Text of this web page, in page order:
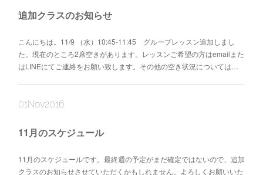
追加クラスのお知らせ
こんにちは。11/9 （水）10:45-11:45 グループレッスン追加しまし
た。現在のところ2席空きがあります。レッスンご希望の方はemailまた
はLINEにてご連絡をお願い致します。その他の空き状況については…
01Nov2016
11月のスケジュール
11月のスケジュールです。最終週の予定がまだ確定ではないので、追加
クラスのお知らせさせていただくかもしれません。よろしくお願いいた